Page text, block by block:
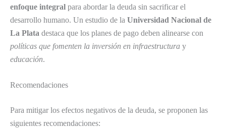
enfoque integral para abordar la deuda sin sacrificar el
desarrollo humano. Un estudio de la Universidad Nacional de
La Plata destaca que los planes de pago deben alinearse con
políticas que fomenten la inversión en infraestructura y
educación.
Recomendaciones
Para mitigar los efectos negativos de la deuda, se proponen las
siguientes recomendaciones: